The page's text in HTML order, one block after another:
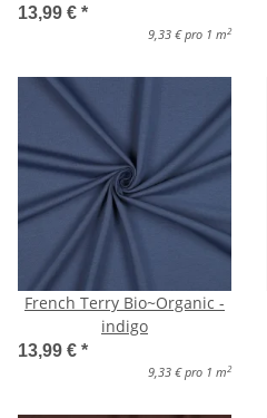
13,99 € *
9,33 € pro 1 m 2
French Terry Bio~Organic -
indigo
13,99 € *
9,33 € pro 1 m 2